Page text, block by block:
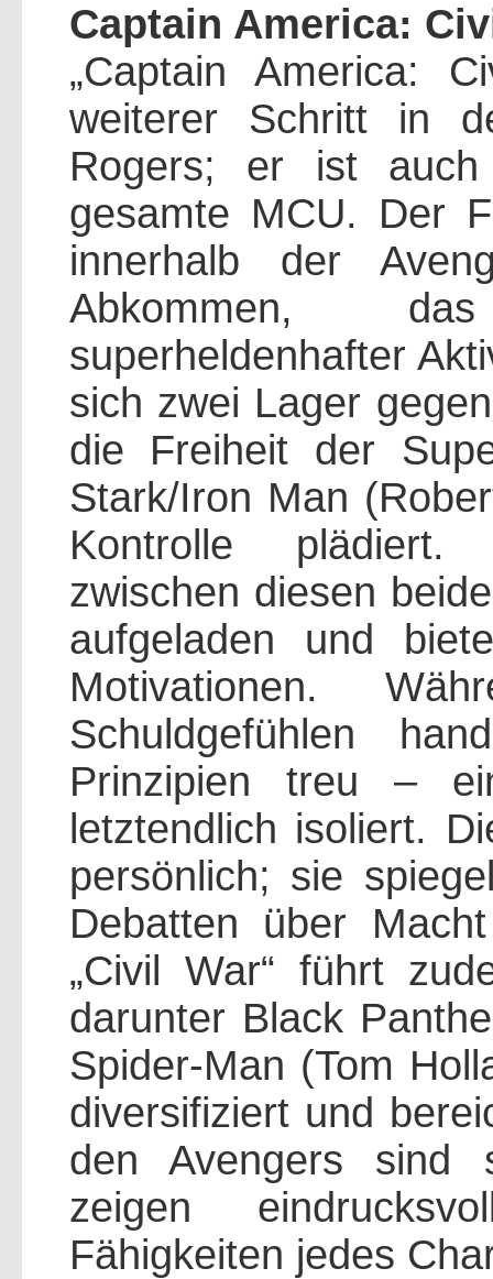
Captain America:
„Captain America:
weiterer Schritt in
Rogers; er ist
gesamte MCU. Der
innerhalb der
Abkommen,
superheldenhafter
sich zwei Lager
die Freiheit der
Stark/Iron Man
Kontrolle plädiert.
zwischen diesen
aufgeladen und
Motivationen.
Schuldgefühlen
Prinzipien treu –
letztendlich isoliert.
persönlich; sie
Debatten über
„Civil War“ führt
darunter Black
Spider-Man (Tom
diversifiziert und
den Avengers sind
zeigen
Fähigkeiten jedes